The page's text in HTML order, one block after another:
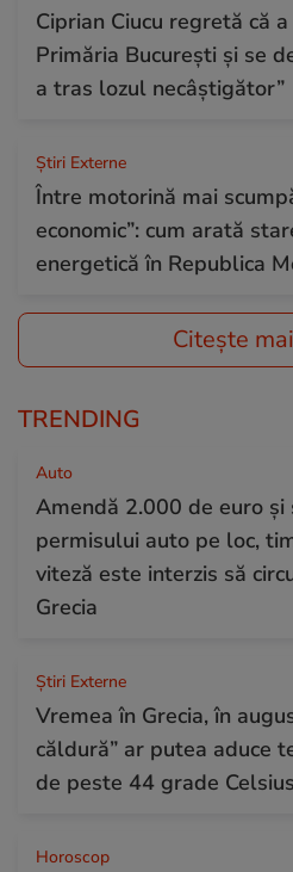
Ciprian Ciucu regretă că
Primăria București și se
a tras lozul necâștigător”
Știri Externe
Între motorină mai
economic”: cum arată
energetică în Republica
Citește
TRENDING
Auto
Amendă 2.000 de euro și
permisului auto pe loc,
viteză este interzis să
Grecia
Știri Externe
Vremea în Grecia, în
căldură” ar putea aduce
de peste 44 grade Celsius
Horoscop